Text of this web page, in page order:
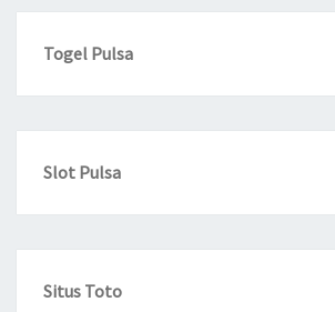
Togel Pulsa
Slot Pulsa
Situs Toto